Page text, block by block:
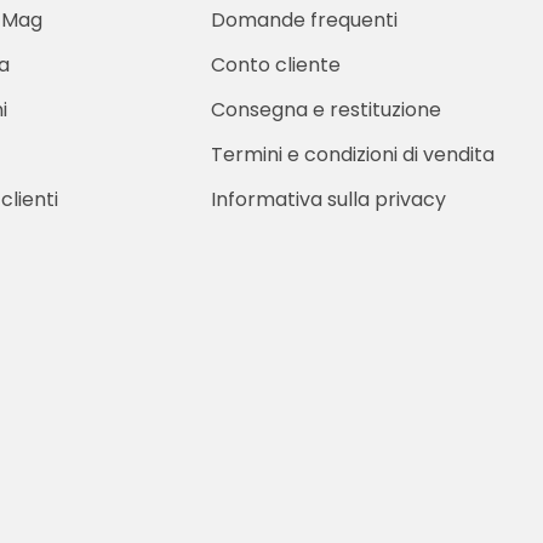
Domande frequenti
Conto cliente
Consegna e restituzione
Termini e condizioni di vendita
Informativa sulla privacy